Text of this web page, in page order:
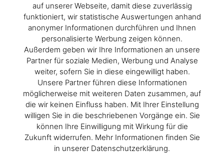
auf unserer Webseite, damit diese zuverlässig
funktioniert, wir statistische Auswertungen anhand
anonymer Informationen durchführen und Ihnen
personalisierte Werbung zeigen können.
Außerdem geben wir Ihre Informationen an unsere
Partner für soziale Medien, Werbung und Analyse
weiter, sofern Sie in diese eingewilligt haben.
Unsere Partner führen diese Informationen
möglicherweise mit weiteren Daten zusammen, auf
die wir keinen Einfluss haben. Mit Ihrer Einstellung
willigen Sie in die beschriebenen Vorgänge ein. Sie
können Ihre Einwilligung mit Wirkung für die
Zukunft widerrufen. Mehr Informationen finden Sie
in unserer Datenschutzerklärung.